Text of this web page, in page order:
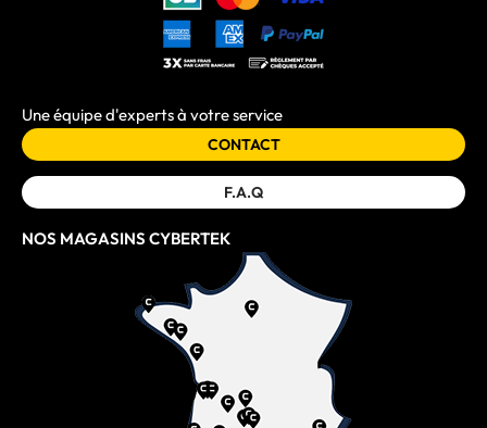
Une équipe d'experts à votre service
CONTACT
F.A.Q
NOS MAGASINS CYBERTEK